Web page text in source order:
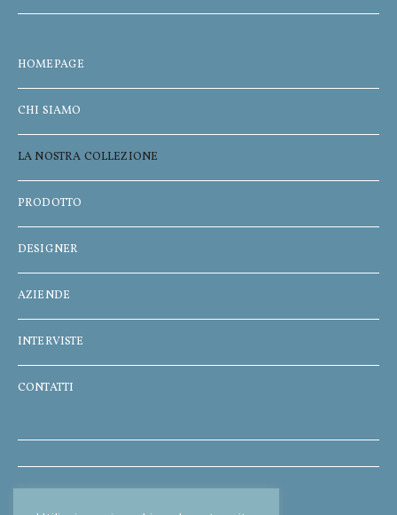
HOMEPAGE
CHI SIAMO
LA NOSTRA COLLEZIONE
PRODOTTO
DESIGNER
AZIENDE
INTERVISTE
CONTATTI